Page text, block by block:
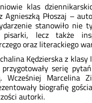
klas
Płoszaj –
stanowiło nie
lecz także
oraz literackiego
Kędzierska z klasy
serię pytań
Wcześniej Marcelina
biografię
autorki.